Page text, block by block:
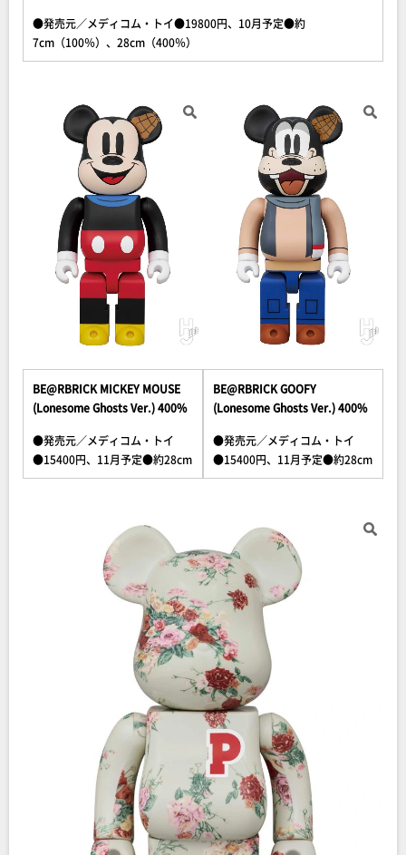
●発売元／メディコム・トイ●19800円、10月予定●約
7cm（100％）、28cm（400％）
BE@RBRICK MICKEY MOUSE
(Lonesome Ghosts Ver.) 400%
●発売元／メディコム・トイ
●15400円、11月予定●約28cm
BE@RBRICK GOOFY
(Lonesome Ghosts Ver.) 400%
●発売元／メディコム・トイ
●15400円、11月予定●約28cm